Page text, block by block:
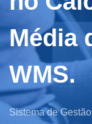
Média
WMS.
Sistema de